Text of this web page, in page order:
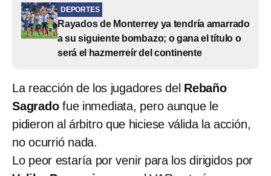
DEPORTES
Rayados de Monterrey ya tendría amarrado
a su siguiente bombazo; o gana el título o
será el hazmerreír del continente
La reacción de los jugadores del Rebaño
Sagradofue inmediata, pero aunque le
pidieron al árbitro que hiciese válida la acción,
no ocurrió nada.
Lo peor estaría por venir para los dirigidos por